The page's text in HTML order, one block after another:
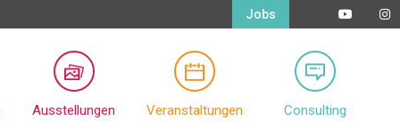
Jobs
Ausstellungen Veranstaltungen Consulting